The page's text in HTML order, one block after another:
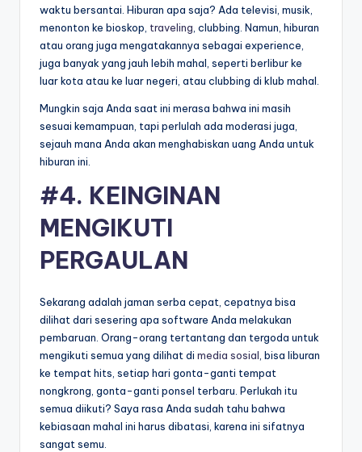
waktu bersantai. Hiburan apa saja? Ada televisi, musik,
menonton ke bioskop, traveling , clubbing. Namun, hiburan
atau orang juga mengatakannya sebagai experience,
juga banyak yang jauh lebih mahal, seperti berlibur ke
luar kota atau ke luar negeri, atau clubbing di klub mahal.
Mungkin saja Anda saat ini merasa bahwa ini masih
sesuai kemampuan, tapi perlulah ada moderasi juga,
sejauh mana Anda akan menghabiskan uang Anda untuk
hiburan ini.
#4. KEINGINAN
MENGIKUTI
PERGAULAN
Sekarang adalah jaman serba cepat, cepatnya bisa
dilihat dari sesering apa software Anda melakukan
pembaruan. Orang-orang tertantang dan tergoda untuk
mengikuti semua yang dilihat di media sosial , bisa liburan
ke tempat hits, setiap hari gonta-ganti tempat
nongkrong, gonta-ganti ponsel terbaru. Perlukah itu
semua diikuti? Saya rasa Anda sudah tahu bahwa
kebiasaan mahal ini harus dibatasi, karena ini sifatnya
sangat semu.